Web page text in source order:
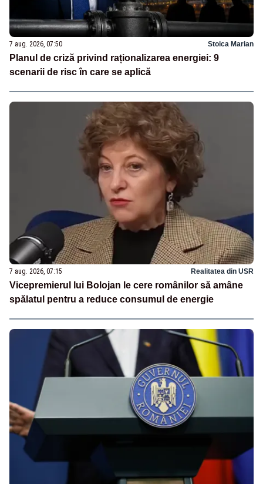
7 aug. 2026, 07:50 Stoica Marian
Planul de criză privind raționalizarea energiei: 9
scenarii de risc în care se aplică
7 aug. 2026, 07:15 Realitatea din USR
Vicepremierul lui Bolojan le cere românilor să amâne
spălatul pentru a reduce consumul de energie